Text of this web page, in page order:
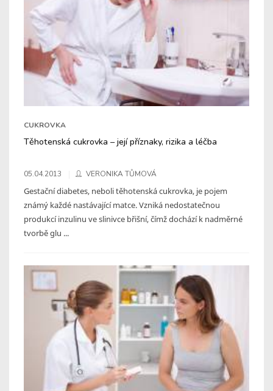
CUKROVKA
Těhotenská cukrovka – její příznaky, rizika a léčba
05.04.2013 VERONIKA TŮMOVÁ
Gestační diabetes, neboli těhotenská cukrovka, je pojem
známý každé nastávající matce. Vzniká nedostatečnou
produkcí inzulinu ve slinivce břišní, čímž dochází k nadměrné
tvorbě glu ...